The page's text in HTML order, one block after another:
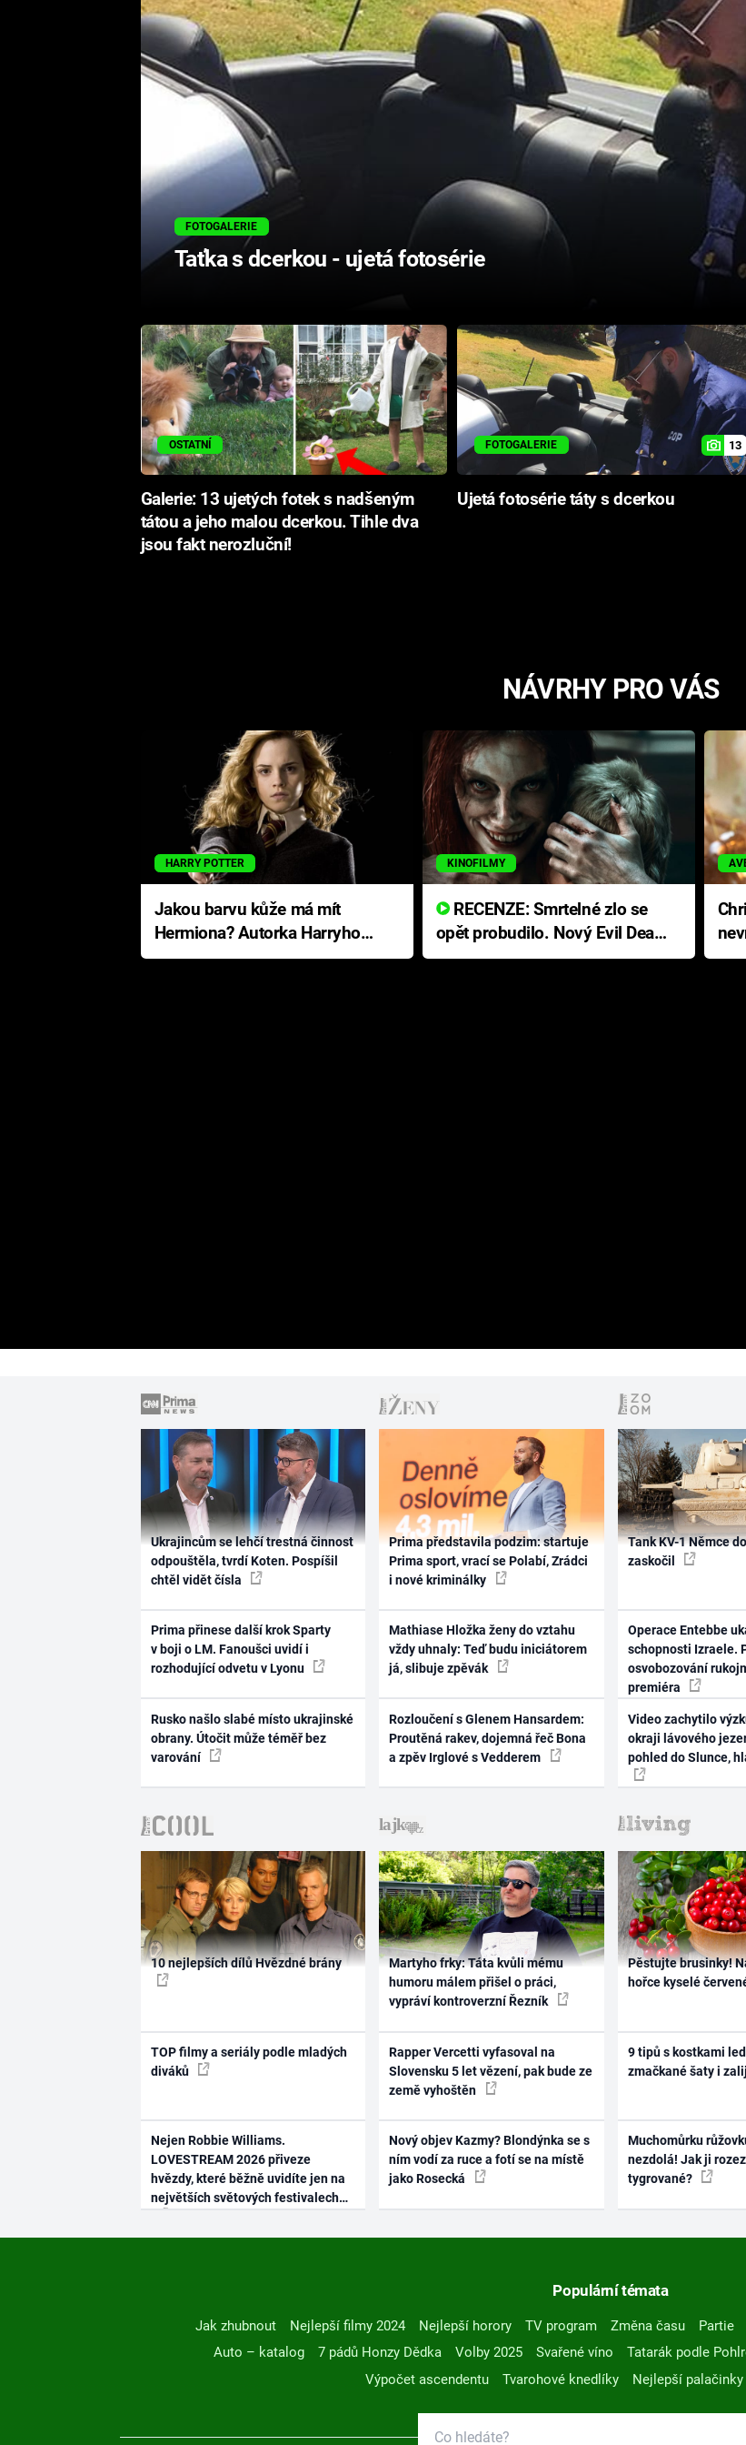
FOTOGALERIE
Taťka s dcerkou - ujetá fotosérie
OSTATNÍ
Galerie: 13 ujetých fotek s nadšeným
tátou a jeho malou dcerkou. Tihle dva
jsou fakt nerozluční!
FOTOGALERIE 13
Ujetá fotosérie táty s dcerkou
NÁVRHY PRO VÁS
HARRY POTTER
Jakou barvu kůže má mít
Hermiona? Autorka Harryho
Pottera přišla s ráznou
KINOFILMY
RECENZE: Smrtelné zlo se
opět probudilo. Nový Evil Dead
přichází s neodolatelnou
Ukrajincům se lehčí trestná činnost
odpouštěla, tvrdí Koten. Pospíšil
chtěl vidět čísla
Prima přinese další krok Sparty
v boji o LM. Fanoušci uvidí i
rozhodující odvetu v Lyonu
Rusko našlo slabé místo ukrajinské
obrany. Útočit může téměř bez
varování
Prima představila podzim: startuje
Prima sport, vrací se Polabí, Zrádci
i nové kriminálky
Mathiase Hložka ženy do vztahu
vždy uhnaly: Teď budu iniciátorem
já, slibuje zpěvák
Rozloučení s Glenem Hansardem:
Proutěná rakev, dojemná řeč Bona
a zpěv Irglové s Vedderem
Tank KV-1 Němce
zaskočil
Operace Entebbe
schopnosti Izraele.
osvobozování
premiéra
Video zachytilo
okraji lávového
pohled do Slunce,
10 nejlepších dílů Hvězdné brány
TOP filmy a seriály podle mladých
diváků
Nejen Robbie Williams.
LOVESTREAM 2026 přiveze
hvězdy, které běžně uvidíte jen na
největších světových festivalech
Martyho frky: Táta kvůli mému
humoru málem přišel o práci,
vypráví kontroverzní Řezník
Rapper Vercetti vyfasoval na
Slovensku 5 let vězení, pak bude ze
země vyhoštěn
Nový objev Kazmy? Blondýnka se s
ním vodí za ruce a fotí se na místě
jako Rosecká
Pěstujte brusinky!
hořce kyselé
9 tipů s kostkami
zmačkané šaty i
Muchomůrku
nezdolá! Jak ji
tygrované?
Populární témata
Jak zhubnout Nejlepší filmy 2024 Nejlepší horory TV program Změna času Partie
Auto – katalog
7 pádů Honzy Dědka Volby 2025 Svařené víno Tatarák podle
Výpočet ascendentu
Tvarohové knedlíky Nejlepší palačinky